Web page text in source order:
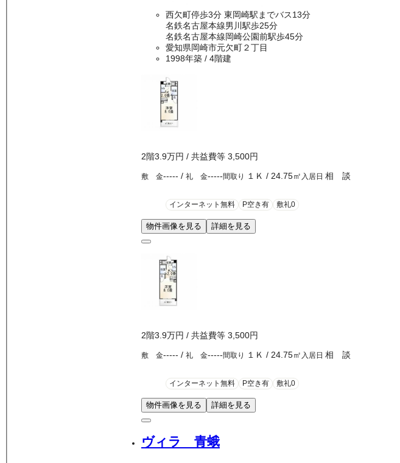
西欠町停歩3分 東岡崎駅までバス13分
名鉄名古屋本線男川駅歩25分
名鉄名古屋本線岡崎公園前駅歩45分
愛知県岡崎市元欠町２丁目
1998年築 / 4階建
2階3.9万円 / 共益費等 3,500円
敷 金----- / 礼 金-----間取り １Ｋ / 24.75㎡ 入居日 相 談
インターネット無料 P空き有 敷礼0
物件画像を見る 詳細を見る
2階3.9万円 / 共益費等 3,500円
敷 金----- / 礼 金-----間取り １Ｋ / 24.75㎡ 入居日 相 談
インターネット無料 P空き有 敷礼0
物件画像を見る 詳細を見る
ヴィラ 青蛾